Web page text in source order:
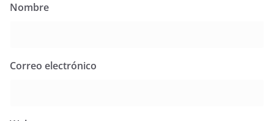
Nombre
Correo electrónico